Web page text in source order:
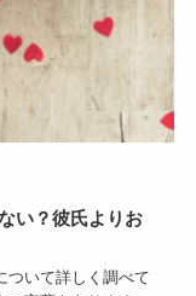
い？彼氏よりお
ついて詳しく調べて